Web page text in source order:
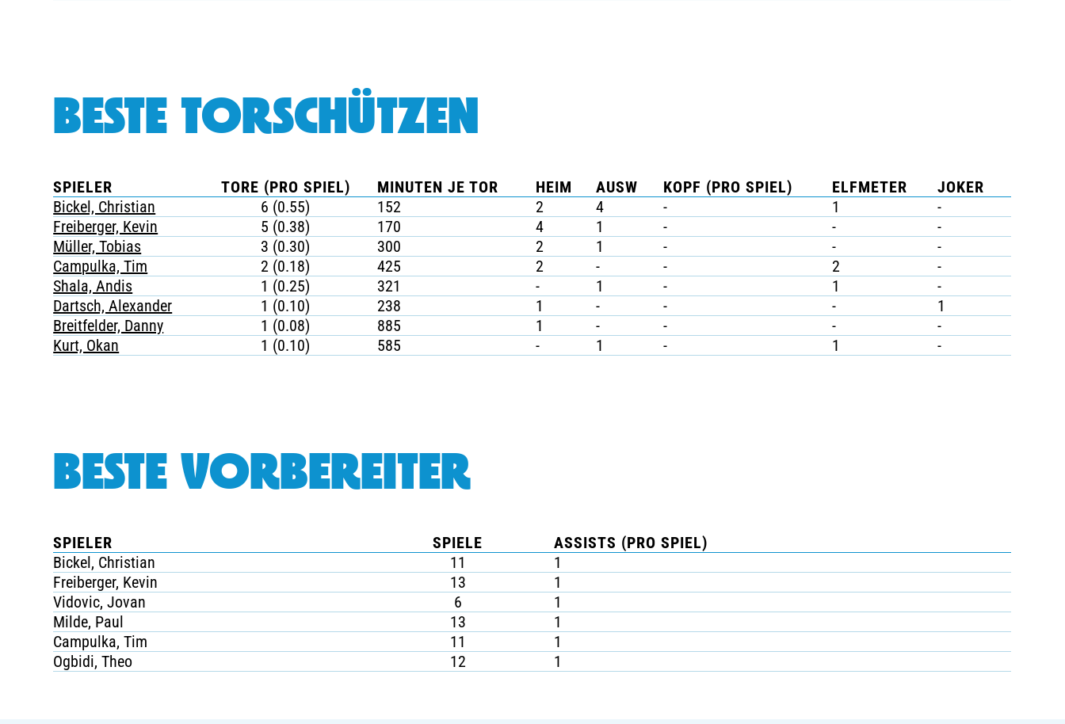
BESTE TORSCHÜTZEN
SPIELER TORE (PRO SPIEL) MINUTEN JE TOR HEIM AUSW KOPF (PRO SPIEL) ELFMETER
JOKER
Bickel, Christian
6 (0.55) 152 2 4 - 1
-
Freiberger, Kevin
5 (0.38) 170 4 1 - -
-
Müller, Tobias
3 (0.30) 300 2 1 - -
-
Campulka, Tim
2 (0.18) 425 2 - - 2
-
Shala, Andis
1 (0.25) 321 - 1 - 1
-
Dartsch, Alexander
1 (0.10) 238 1 - - -
1
Breitfelder, Danny
1 (0.08) 885 1 - - -
-
Kurt, Okan
1 (0.10) 585 - 1 - 1 -
BESTE VORBEREITER
SPIELER SPIELE
ASSISTS (PRO SPIEL)
Bickel, Christian
11
1
Freiberger, Kevin
13
1
Vidovic, Jovan
6
1
Milde, Paul
13
1
Campulka, Tim
11
1
Ogbidi, Theo
12 1